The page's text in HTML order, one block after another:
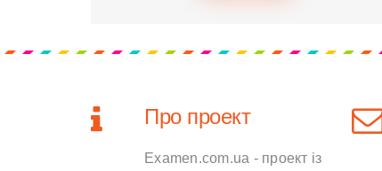
Про проект
Examen.com.ua - проект із